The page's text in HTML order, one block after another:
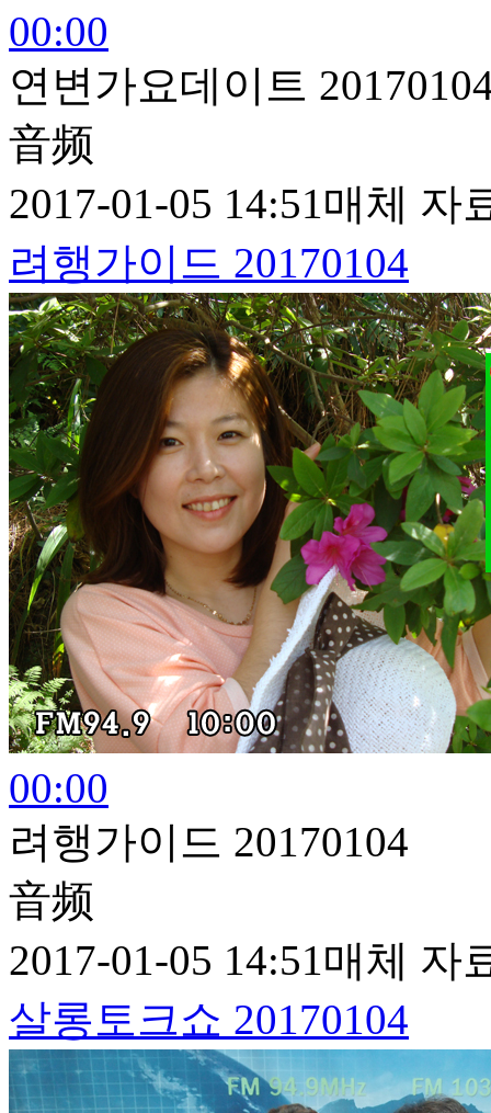
00:00
연변가요데이트
音频
2017-01-05 14:51매체 자
려행가이드 20170104
00:00
려행가이드 20170104
音频
2017-01-05 14:51매체 자
살롱토크쇼 20170104